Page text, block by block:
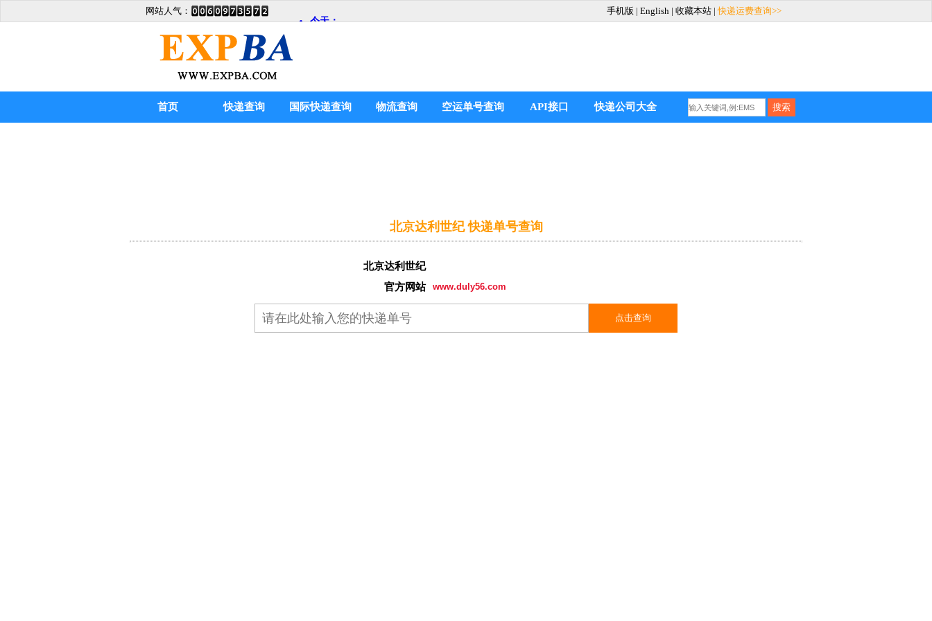
网站人气： 手机版 | English | 收藏本站 |快递运费查询>>
首页 快递查询 国际快递查询 物流查询 空运单号查询 API接口 快递公司大全
北京达利世纪 快递单号查询
北京达利世纪
官方网站
www.duly56.com